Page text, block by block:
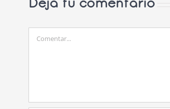
Deja tu comentario